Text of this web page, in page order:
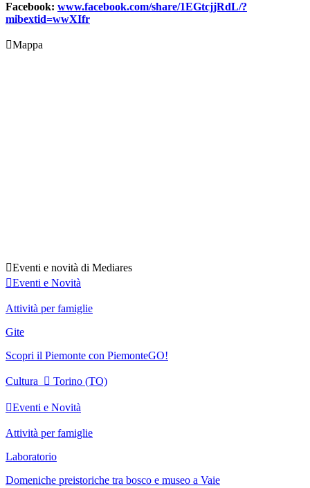
Facebook: www.facebook.com/share/1EGtcjjRdL/?
mibextid=wwXIfr
Mappa
Eventi e novità di Mediares
Eventi e Novità
Attività per famiglie
Gite
Scopri il Piemonte con PiemonteGO!
Cultura  Torino (TO)
Eventi e Novità
Attività per famiglie
Laboratorio
Domeniche preistoriche tra bosco e museo a Vaie